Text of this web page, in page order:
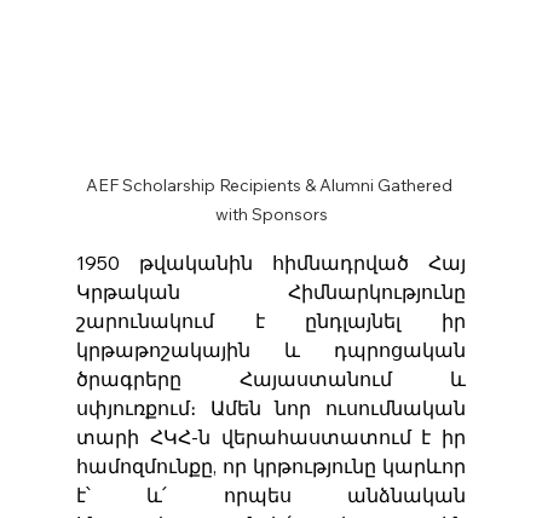
AEF Scholarship Recipients & Alumni Gathered
with Sponsors
1950 թվականին հիմնադրված Հայ
Կրթական Հիմնարկությունը
շարունակում է ընդլայնել իր
կրթաթոշակային և դպրոցական
ծրագրերը Հայաստանում և
սփյուռքում։ Ամեն նոր ուսումնական
տարի ՀԿՀ-ն վերահաստատում է իր
համոզմունքը, որ կրթությունը կարևոր
է՝ և՛ որպես անձնական